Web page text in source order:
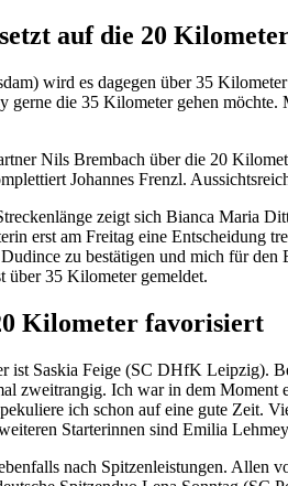
auf die 20
wird es dagegen über 35
die 35 Kilometer gehen möchte.
Nils Brembach über die 20
Johannes Frenzl.
zeigt sich Bianca Maria
erst am Freitag eine
zu bestätigen und mich für
über 35 Kilometer gemeldet.
Kilometer favorisiert
ist Saskia Feige (SC DHfK Leipzig).
zweitrangig. Ich war in dem Moment
ich schon auf eine gute Zeit.
Starterinnen sind Emilia
nach Spitzenleistungen. Allen